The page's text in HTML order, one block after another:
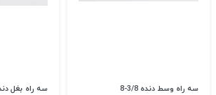
سه راه وسط دنده 3/8-8 سه راه بغل دنده 1/